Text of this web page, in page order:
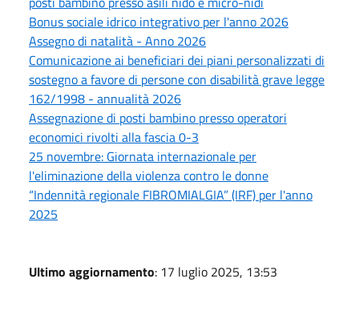
Bonus sociale idrico integrativo per l'anno 2026
Assegno di natalità - Anno 2026
Comunicazione ai beneficiari dei piani personalizzati di
sostegno a favore di persone con disabilità grave legge
162/1998 - annualità 2026
Assegnazione di posti bambino presso operatori
economici rivolti alla fascia 0-3
25 novembre: Giornata internazionale per
l'eliminazione della violenza contro le donne
“Indennità regionale FIBROMIALGIA” (IRF) per l'anno
2025
Ultimo aggiornamento: 17 luglio 2025, 13:53